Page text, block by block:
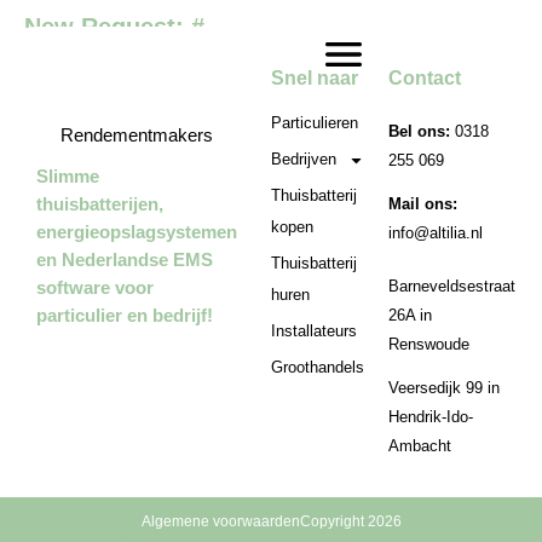
New Request: #
Rendementmakers
Slimme
thuisbatterijen,
energieopslagsystemen
en Nederlandse EMS
software voor
particulier en bedrijf!
Snel naar
Particulieren
Bedrijven
Thuisbatterij
kopen
Thuisbatterij
huren
Installateurs
Groothandels
Contact
Bel ons: 0318
255 069
Mail ons:
info@altilia.nl
Barneveldsestraat
26A in
Renswoude
Veersedijk 99 in
Hendrik-Ido-
Ambacht
Algemene voorwaardenCopyright 2026